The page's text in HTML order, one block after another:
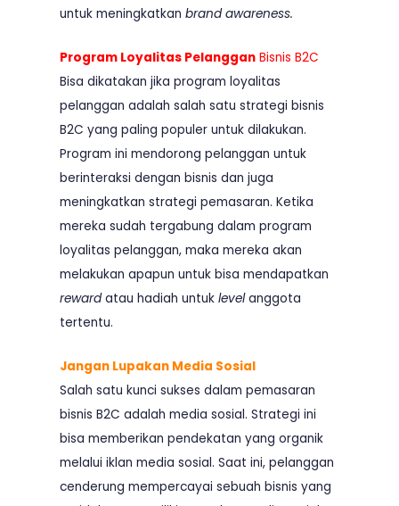
untuk meningkatkan brand awareness.
Program Loyalitas PelangganBisnis B2C
Bisa dikatakan jika program loyalitas
pelanggan adalah salah satu strategi bisnis
B2C yang paling populer untuk dilakukan.
Program ini mendorong pelanggan untuk
berinteraksi dengan bisnis dan juga
meningkatkan strategi pemasaran. Ketika
mereka sudah tergabung dalam program
loyalitas pelanggan, maka mereka akan
melakukan apapun untuk bisa mendapatkan
rewardatau hadiah untuk levelanggota
tertentu.
Jangan Lupakan Media Sosial
Salah satu kunci sukses dalam pemasaran
bisnis B2C adalah media sosial. Strategi ini
bisa memberikan pendekatan yang organik
melalui iklan media sosial. Saat ini, pelanggan
cenderung mempercayai sebuah bisnis yang